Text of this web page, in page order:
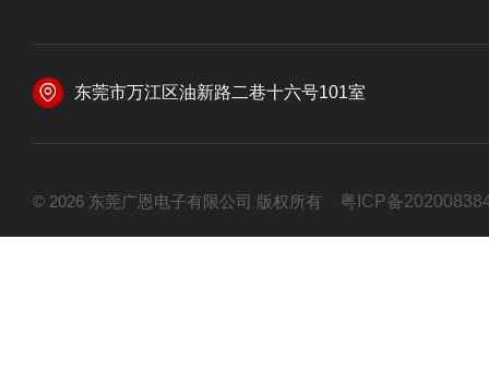
东莞市万江区油新路二巷十六号101室
© 2026 东莞广恩电子有限公司 版权所有 粤ICP备